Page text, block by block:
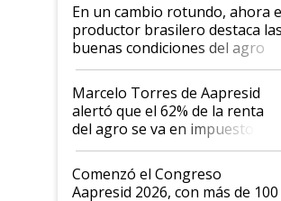
En un cambio rotundo, ahora
productor brasilero destaca las
buenas condiciones del agro
argentino para invertir: "Los
más motivados"
Marcelo Torres de Aapresid
alertó que el 62% de la renta
del agro se va en impuestos:
"No es bueno que en
Argentina se sigan discutiendo
las mismas cosas de hace 50
Comenzó el Congreso
Aapresid 2026, con más de 100